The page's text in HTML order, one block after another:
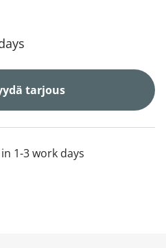
tarjous
1-3 work days